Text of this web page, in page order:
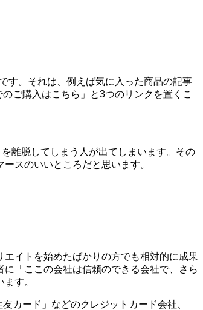
す。それは、例えば気に入った商品の記事
ご購入はこちら」と3つのリンクを置くこ
離脱してしまう人が出てしまいます。その
スのいいところだと思います。
イトを始めたばかりの方でも相対的に成果
「ここの会社は信頼のできる会社で、さら
す。
カード」などのクレジットカード会社、